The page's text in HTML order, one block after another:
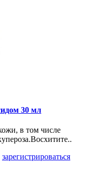
30 мл
в том числе
зарегистрироваться